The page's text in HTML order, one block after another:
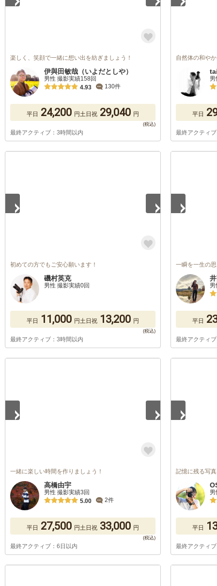
楽しく、笑顔で一緒に想い出を紡ぎましょう！
伊與田敏哉（いよだとしや）
男性 撮影実績158回
4.93
130件
平日 24,200 円土日祝 29,040 円
最終アクティブ：3時間以内
自然体の和や
平日
最終アクティ
初めての方でもご安心願います！
磯村英克
男性 撮影実績0回
平日 11,000 円土日祝 13,200 円
最終アクティブ：3時間以内
一瞬を一生の
平日
最終アクティ
一緒に楽しい時間を作りましょう！
高橋由宇
男性 撮影実績3回
5.00
2件
平日 27,500 円土日祝 33,000 円
最終アクティブ：6日以内
記憶に残る写
平日
最終アクティ